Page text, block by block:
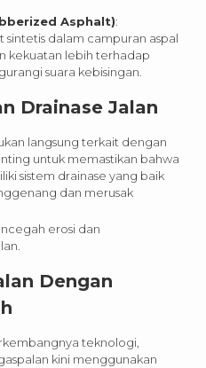
Asphalt):
sintetis dalam campuran aspal
kekuatan lebih terhadap
suara kebisingan.
Drainase Jalan
langsung terkait dengan
untuk memastikan bahwa
sistem drainase yang baik
dan merusak
erosi dan
Dengan
teknologi,
kini menggunakan